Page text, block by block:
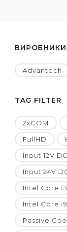
ВИРОБНИКИ
Advantech
TAG FILTER
2xCOM
FullHD
Input 12V DC
Input 24V
Intel Core i3
Intel Core i9
Passive